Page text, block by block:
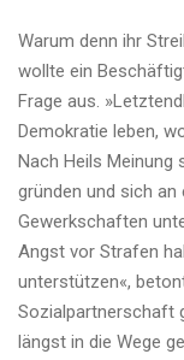
Warum denn ihr
wollte ein
Frage aus.
Demokratie leben,
Nach Heils Meinung
gründen und sich an
Gewerkschaften
Angst vor Strafen
unterstützen«,
Sozialpartnerschaft
längst in die Wege